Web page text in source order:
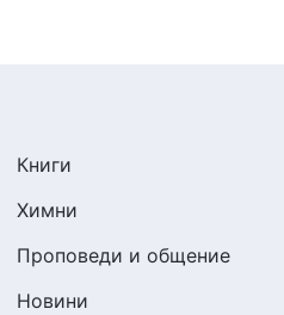
Книги
Химни
Проповеди и общение
Новини